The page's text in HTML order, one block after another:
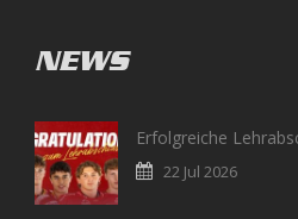
NEWS
Erfolgreiche
22 Jul 2026